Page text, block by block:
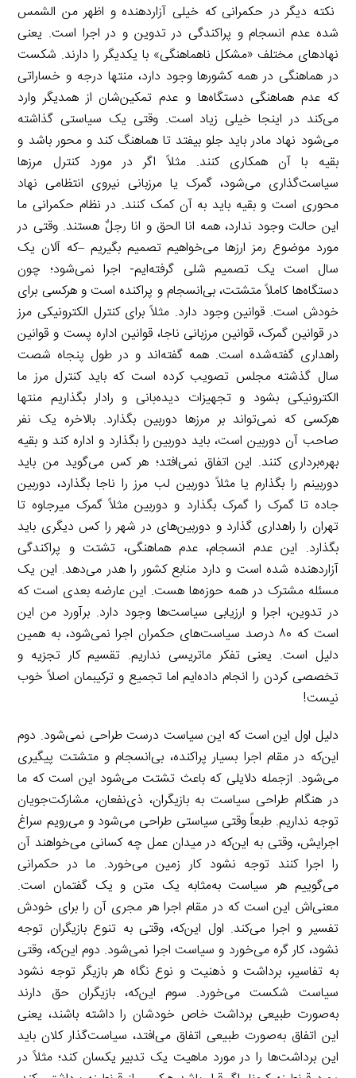
نکته دیگر در حکمرانی که خیلی آزاردهنده و اظهر من الشمس
شده عدم انسجام و پراکندگی در تدوین و در اجرا است. یعنی
نهادهای مختلف «مشکل ناهماهنگی» با یکدیگر را دارند. شکست
در هماهنگی در همه کشورها وجود دارد، منتها درجه و خساراتی
که عدم هماهنگی دستگاه‌ها و عدم تمکین‌شان از همدیگر وارد
می‌کند در اینجا خیلی زیاد است. وقتی یک سیاستی گذاشته
می‌شود نهاد مادر باید جلو بیفتد تا هماهنگ کند و محور باشد و
بقیه با آن همکاری کنند. مثلاً اگر در مورد کنترل مرزها
سیاست‌گذاری می‌شود، گمرک یا مرزبانی نیروی انتظامی نهاد
محوری است و بقیه باید به آن کمک کنند. در نظام حکمرانی ما
این حالت وجود ندارد، همه انا الحق و انا رجلٌ هستند. وقتی در
مورد موضوع رمز ارزها می‌خواهیم تصمیم بگیریم –که آلان یک
سال است یک تصمیم شلی گرفته‌ایم- اجرا نمی‌شود؛ چون
دستگاه‌ها کاملاً متشتت، بی‌انسجام و پراکنده است و هرکسی برای
خودش است. قوانین وجود دارد. مثلاً برای کنترل الکترونیکی مرز
در قوانین گمرک، قوانین مرزبانی ناجا، قوانین اداره پست و قوانین
راهداری گفته‌شده است. همه گفته‌اند و در طول پنجاه شصت
سال گذشته مجلس تصویب کرده است که باید کنترل مرز ما
الکترونیکی بشود و تجهیزات دیده‌بانی و رادار بگذاریم منتها
هرکسی که نمی‌تواند بر مرزها دوربین بگذارد. بالاخره یک نفر
صاحب آن دوربین است، باید دوربین را بگذارد و اداره کند و بقیه
بهره‌برداری کنند. این اتفاق نمی‌افتد؛ هر کس می‌گوید من باید
دوربینم را بگذارم یا مثلاً دوربین لب مرز را ناجا بگذارد، دوربین
جاده تا گمرک را گمرک بگذارد و دوربین مثلاً گمرک میرجاوه تا
تهران را راهداری گذارد و دوربین‌های در شهر را کس دیگری باید
بگذارد. این عدم انسجام، عدم هماهنگی، تشتت و پراکندگی
آزاردهنده شده است و دارد منابع کشور را هدر می‌دهد. این یک
مسئله مشترک در همه حوزه‌ها هست. این عارضه بعدی است که
در تدوین، اجرا و ارزیابی سیاست‌ها وجود دارد. برآورد من این
است که ۸۰ درصد سیاست‌های حکمران اجرا نمی‌شود، به همین
دلیل است. یعنی تفکر ماتریسی نداریم. تقسیم کار تجزیه و
تخصصی کردن را انجام داده‌ایم اما تجمیع و ترکیبمان اصلاً خوب
نیست!
دلیل اول این است که این سیاست درست طراحی نمی‌شود. دوم
این‌که در مقام اجرا بسیار پراکنده، بی‌انسجام و متشتت پیگیری
می‌شود. ازجمله دلایلی که باعث تشتت می‌شود این است که ما
در هنگام طراحی سیاست به بازیگران، ذی‌نفعان، مشارکت‌جویان
توجه نداریم. طبعاً وقتی سیاستی طراحی می‌شود و می‌رویم سراغ
اجرایش، وقتی به این‌که در میدان عمل چه کسانی می‌خواهند آن
را اجرا کنند توجه نشود کار زمین می‌خورد. ما در حکمرانی
می‌گوییم هر سیاست به‌مثابه یک متن و یک گفتمان است.
معنی‌اش این است که در مقام اجرا هر مجری آن را برای خودش
تفسیر و اجرا می‌کند. اول این‌که، وقتی به تنوع بازیگران توجه
نشود، کار گره می‌خورد و سیاست اجرا نمی‌شود. دوم این‌که، وقتی
به تفاسیر، برداشت و ذهنیت و نوع نگاه هر بازیگر توجه نشود
سیاست شکست می‌خورد. سوم این‌که، بازیگران حق دارند
به‌صورت طبیعی برداشت خاص خودشان را داشته باشند، یعنی
این اتفاق به‌صورت طبیعی اتفاق می‌افتد، سیاست‌گذار کلان باید
این برداشت‌ها را در مورد ماهیت یک تدبیر یکسان کند؛ مثلاً در